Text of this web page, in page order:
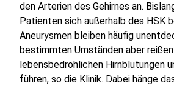
den Arterien des Gehirnes an.
Patienten sich außerhalb des HSK
Aneurysmen bleiben häufig
bestimmten Umständen aber
lebensbedrohlichen Hirnblutungen
führen, so die Klinik. Dabei hänge